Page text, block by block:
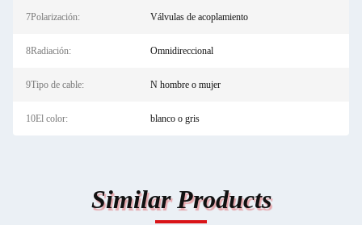
7Polarización: Válvulas de acoplamiento
8Radiación: Omnidireccional
9Tipo de cable: N hombre o mujer
10El color: blanco o gris
Similar Products